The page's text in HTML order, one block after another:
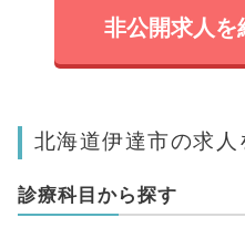
非公開求人を
北海道伊達市の求人
診療科目から探す